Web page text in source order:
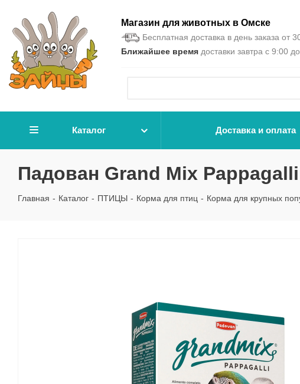
Магазин для животных в Омске
Бесплатная доставка в день заказа от
Ближайшее время доставки завтра с 9:00
Каталог Доставка и оплата
Падован Grand Mix
Главная - Каталог - ПТИЦЫ - Корма для птиц - Корма для крупных